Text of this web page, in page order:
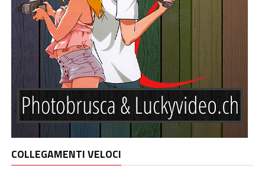
COLLEGAMENTI VELOCI